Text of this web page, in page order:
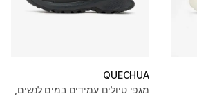
QUECHUA
מגפי טיולים עמידים במים לנשים,